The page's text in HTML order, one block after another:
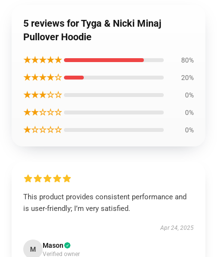
5 reviews for Tyga & Nicki Minaj
Pullover Hoodie
★★★★★ 80%
★★★★☆ 20%
★★★☆☆ 0%
★★☆☆☆ 0%
★☆☆☆☆ 0%
This product provides consistent performance and
is user-friendly; I’m very satisfied.
Apr 24, 2025
M Mason
Verified owner